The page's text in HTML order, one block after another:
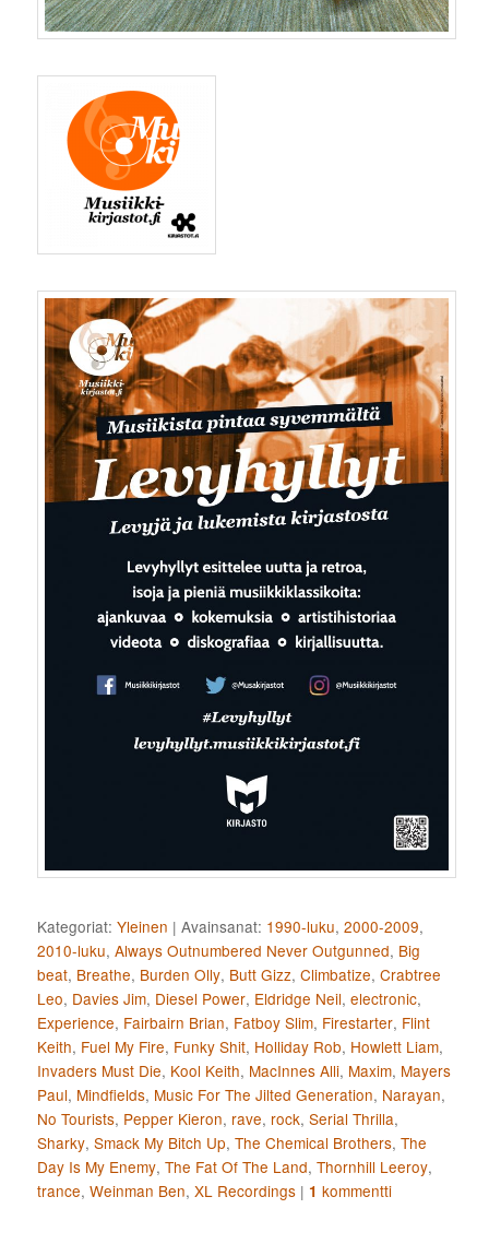
Kategoriat: Yleinen |Avainsanat: 1990-luku,2000-2009,
2010-luku,Always Outnumbered Never Outgunned, Big
beat, Breathe, Burden Olly, Butt Gizz,Climbatize,Crabtree
Leo, Davies Jim, Diesel Power, Eldridge Neil,electronic,
Experience, Fairbairn Brian, Fatboy Slim, Firestarter, Flint
Keith, Fuel My Fire, Funky Shit, Holliday Rob, Howlett Liam,
Invaders Must Die, Kool Keith, MacInnes Alli, Maxim, Mayers
Paul, Mindfields, Music For The Jilted Generation, Narayan,
No Tourists, Pepper Kieron, rave, rock,Serial Thrilla,
Sharky,Smack My Bitch Up,The Chemical Brothers,The
Day Is My Enemy,The Fat Of The Land,Thornhill Leeroy,
trance,Weinman Ben,XL Recordings | 1 kommentti